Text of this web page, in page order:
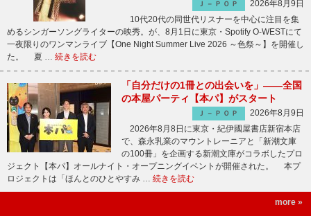
Ｊ－ＰＯＰ
2026年8月9日
10代20代の同世代リスナーを中心に注目を集
めるシンガーソングライターの映秀。が、8月1日に東京・Spotify O-WESTにて
一夜限りのワンマンライブ【One Night Summer Live 2026 ～色祭～】を開催し
た。 夏 … 続きを読む
「自分だけの1冊との出会いを」――全国
の本屋パーティ【本パ】がスタート
Ｊ－ＰＯＰ
2026年8月9日
2026年8月8日に東京・紀伊國屋書店新宿本店
で、森永乳業のマウントレーニアと「新潮文庫
の100冊」を企画する新潮文庫がコラボしたプロ
ジェクト【本パ】オールナイト・オープニングイベントが開催された。 本プ
ロジェクトは「ほんとのひとやすみ … 続きを読む
more »